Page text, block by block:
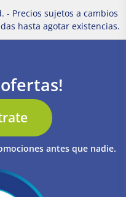
- Precios sujetos a cambios
hasta agotar existencias.
ofertas!
antes que nadie.